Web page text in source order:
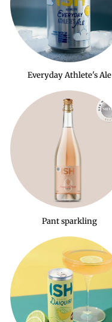
Everyday Athlete's Ale
Pant sparkling